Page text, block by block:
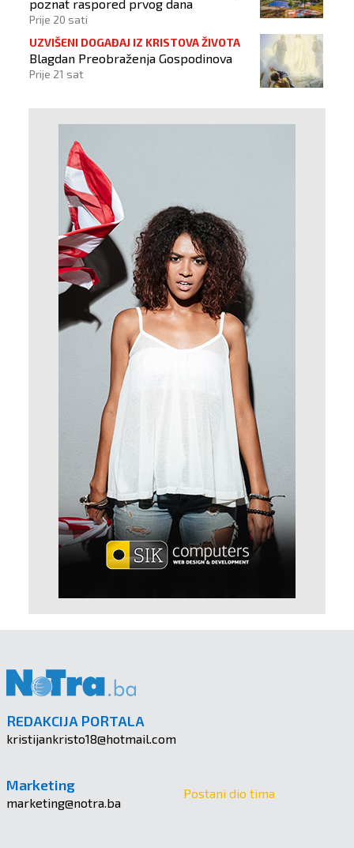
poznat raspored prvog dana
Prije 20 sati
UZVIŠENI DOGAĐAJ IZ KRISTOVA ŽIVOTA
Blagdan Preobraženja Gospodinova
Prije 21 sat
REDAKCIJA PORTALA
kristijankristo18@hotmail.com
Marketing
marketing@notra.ba
Postani dio tima